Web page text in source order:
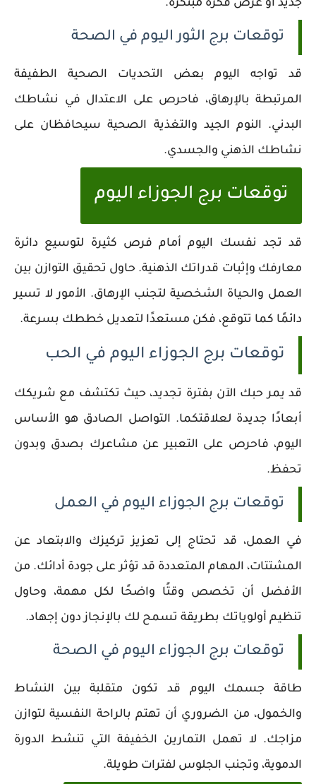
جديد أو عرض فكرة مبتكرة.
توقعات برج الثور اليوم في الصحة
قد تواجه اليوم بعض التحديات الصحية الطفيفة
المرتبطة بالإرهاق، فاحرص على الاعتدال في نشاطك
البدني. النوم الجيد والتغذية الصحية سيحافظان على
نشاطك الذهني والجسدي.
توقعات برج الجوزاء اليوم
قد تجد نفسك اليوم أمام فرص كثيرة لتوسيع دائرة
معارفك وإثبات قدراتك الذهنية. حاول تحقيق التوازن بين
العمل والحياة الشخصية لتجنب الإرهاق. الأمور لا تسير
دائمًا كما تتوقع، فكن مستعدًا لتعديل خططك بسرعة.
توقعات برج الجوزاء اليوم في الحب
قد يمر حبك الآن بفترة تجديد، حيث تكتشف مع شريكك
أبعادًا جديدة لعلاقتكما. التواصل الصادق هو الأساس
اليوم، فاحرص على التعبير عن مشاعرك بصدق وبدون
تحفظ.
توقعات برج الجوزاء اليوم في العمل
في العمل، قد تحتاج إلى تعزيز تركيزك والابتعاد عن
المشتتات، المهام المتعددة قد تؤثر على جودة أدائك. من
الأفضل أن تخصص وقتًا واضحًا لكل مهمة، وحاول
تنظيم أولوياتك بطريقة تسمح لك بالإنجاز دون إجهاد.
توقعات برج الجوزاء اليوم في الصحة
طاقة جسمك اليوم قد تكون متقلبة بين النشاط
والخمول، من الضروري أن تهتم بالراحة النفسية لتوازن
مزاجك. لا تهمل التمارين الخفيفة التي تنشط الدورة
الدموية، وتجنب الجلوس لفترات طويلة.